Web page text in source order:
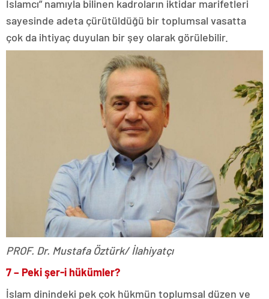
İslamcı” namıyla bilinen kadroların iktidar marifetleri
sayesinde adeta çürütüldüğü bir toplumsal vasatta
çok da ihtiyaç duyulan bir şey olarak görülebilir.
PROF. Dr. Mustafa Öztürk/ İlahiyatçı
7 – Peki şer-i hükümler?
İslam dinindeki pek çok hükmün toplumsal düzen ve